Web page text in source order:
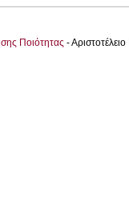
Ποιότητας -